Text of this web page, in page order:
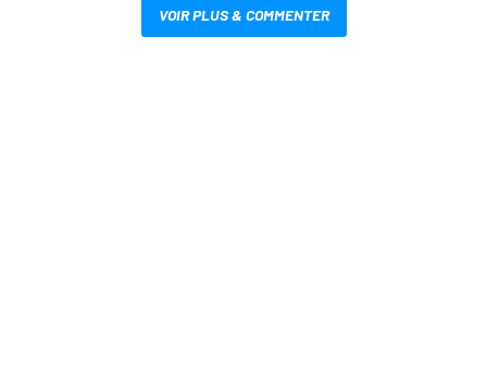
VOIR PLUS & COMMENTER